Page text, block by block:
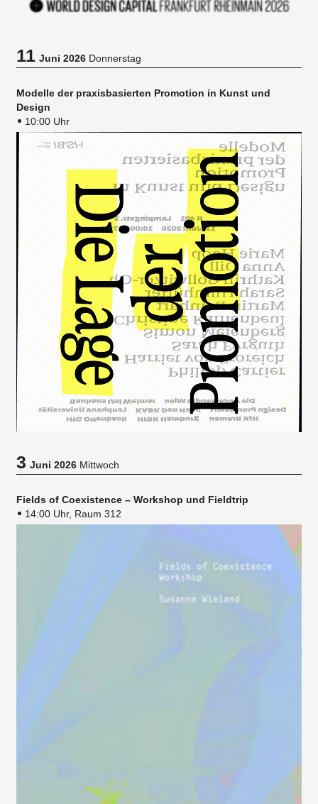
11Juni 2026 Donnerstag
Modelle der praxisbasierten Promotion in Kunst und
Design
10:00 Uhr
3Juni 2026 Mittwoch
Fields of Coexistence – Workshop und Fieldtrip
14:00 Uhr, Raum 312